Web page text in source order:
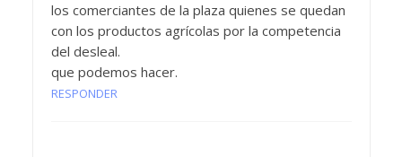
los comerciantes de la plaza quienes se quedan
con los productos agrícolas por la competencia
del desleal.
que podemos hacer.
RESPONDER